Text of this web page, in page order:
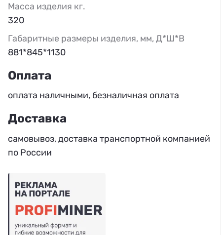
Масса изделия кг.
320
Габаритные размеры изделия, мм, Д*Ш*В
881*845*1130
Оплата
оплата наличными, безналичная оплата
Доставка
cамовывоз, доставка транспортной компанией
по России